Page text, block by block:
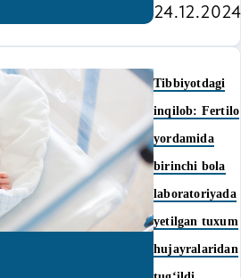
24.12.2024
Tibbiyotdagi
inqilob: Fertilo
yordamida
birinchi bola
laboratoriyada
yetilgan tuxum
hujayralaridan